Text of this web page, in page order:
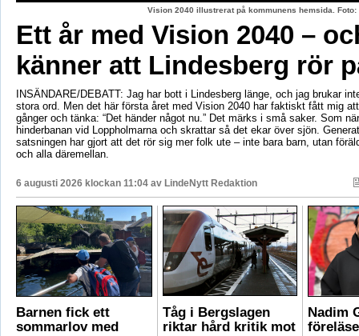
Vision 2040 illustrerat på kommunens hemsida.
Ett år med Vision 2040 –
känner att Lindesberg rör
INSÄNDARE/DEBATT: Jag har bott i Lindesberg länge, och jag brukar
stora ord. Men det här första året med Vision 2040 har faktiskt fått mig
gånger och tänka: “Det händer något nu.” Det märks i små saker. Som
hinderbanan vid Loppholmarna och skrattar så det ekar över sjön.
satsningen har gjort att det rör sig mer folk ute – inte bara barn, utan
och alla däremellan.
6 augusti 2026 klockan 11:04 av LindeNytt Redaktion
Barnen fick ett
sommarlov med
Tåg i Bergslagen
riktar hård kritik mot
Nadim